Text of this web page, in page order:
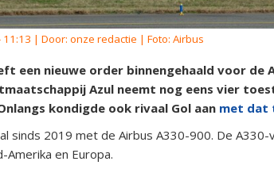
11:13 | Door: onze redactie | Foto: Airbus
een nieuwe order binnengehaald voor de
Azul neemt nog eens vier
kondigde ook rivaal Gol aan met dat
sinds 2019 met de Airbus A330-900. De
Amerika en Europa.